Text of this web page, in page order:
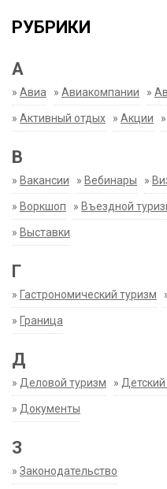
РУБРИКИ
А
» Авиа » Авиакомпании »
» Активный отдых » Акции »
В
» Вакансии » Вебинары »
» Воркшоп » Въездной
» Выставки
Г
» Гастрономический туризм
» Граница
Д
» Деловой туризм »
» Документы
З
» Законодательство